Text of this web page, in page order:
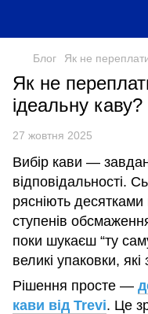
Блог Як не
Як не
ідеальну каву?
27 жовтня 2025
Вибір кави —
відповідальності.
рясніють
ступенів
поки шукаєш “ту
великі упаковки,
Рішення просте —
кави від Trevi. Це